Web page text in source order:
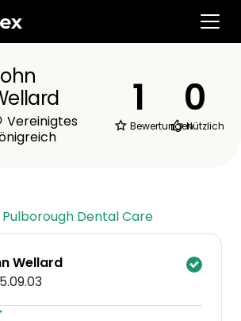
Vereinigtes
1
Bewertungen
0
Nützlich
Pulborough Dental Care
Wellard